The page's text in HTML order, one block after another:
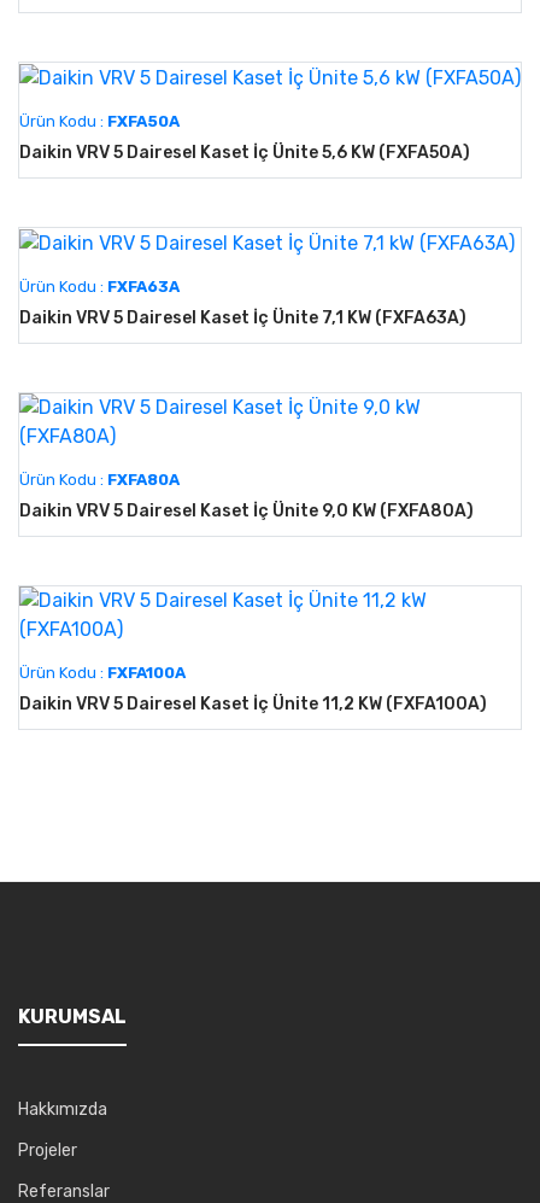
Ürün Kodu : FXFA50A
Daikin VRV 5 Dairesel Kaset İç Ünite 5,6 KW (FXFA50A)
Ürün Kodu : FXFA63A
Daikin VRV 5 Dairesel Kaset İç Ünite 7,1 KW (FXFA63A)
Ürün Kodu : FXFA80A
Daikin VRV 5 Dairesel Kaset İç Ünite 9,0 KW (FXFA80A)
Ürün Kodu : FXFA100A
Daikin VRV 5 Dairesel Kaset İç Ünite 11,2 KW (FXFA100A)
KURUMSAL
Hakkımızda
Projeler
Referanslar